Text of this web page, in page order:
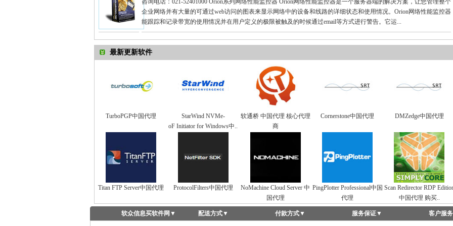
咨询电话：021-52401000 Orion系列网络性能监控器 Orion网络性能监控器是一个服务器端的解决方案，让您管理整个
企业网络并有大量的可通过web访问的图表来显示网络中的设备和线路的详细状态和使用情况。Orion网络性能监控器
能跟踪和记录带宽的使用情况并在用户定义的极限被触及的时候通过email等方式进行警告。它运...
最新更新软件
TurboPGP中国代理
StarWind NVMe-
oF Initiator for Windows中..
软通桥 中国代理 核心代理
商
Cornerstone中国代理 DMZedge中国代理
Titan FTP Server中国代理 ProtocolFilters中国代理
NoMachine Cloud Server 中
国代理
PingPlotter Professional中国
代理
Scan Redirector RDP
中国代理 购买..
软众信息买软件网 ▼ 配送方式▼ 付款方式▼ 服务保证▼ 客户服务